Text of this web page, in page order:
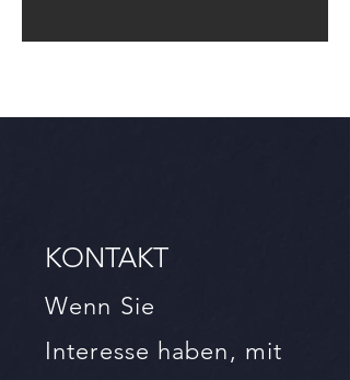
KONTAKT
Wenn Sie
Interesse haben, mit